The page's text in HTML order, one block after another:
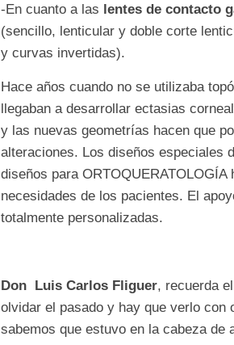
-En cuanto a las lentes de contacto
(sencillo, lenticular y doble corte
y curvas invertidas).
Hace años cuando no se utilizaba
llegaban a desarrollar ectasias
y las nuevas geometrías hacen que
alteraciones. Los diseños especiales
diseños para
necesidades de los pacientes. El
totalmente personalizadas.
Don Luis Carlos Fliguer, recuerda
olvidar el pasado y hay que verlo con
sabemos que estuvo en la cabeza de